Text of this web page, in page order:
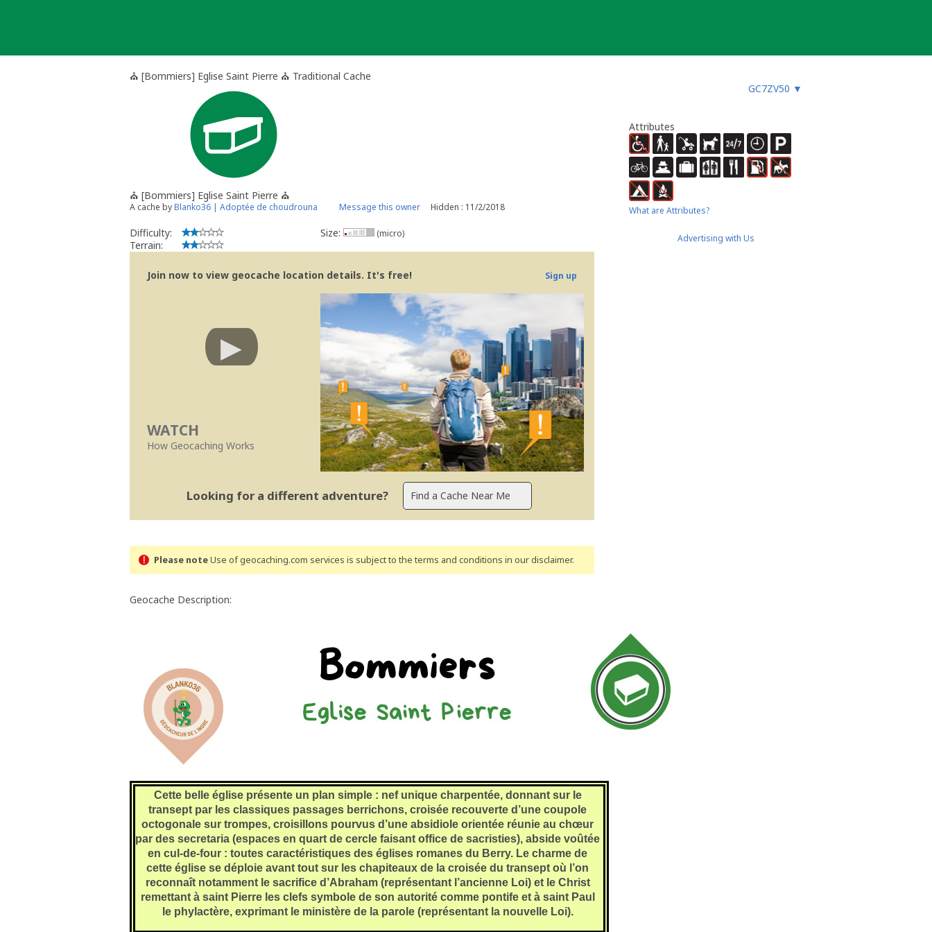
⛪ [Bommiers] Eglise Saint Pierre ⛪ Traditional Cache
GC7ZV50 ▼
⛪ [Bommiers] Eglise Saint Pierre ⛪
A cache byBlanko36 | Adoptée de choudrouna Message this owner Hidden : 11/2/2018
Difficulty:
Terrain:
Size: (micro)
Join now to view geocache location details. It's free! Sign up
WATCH
How Geocaching Works
Looking for a different adventure?
Please noteUse of geocaching.com services is subject to the terms and conditions in our disclaimer.
Geocache Description:
Cette belle église présente un plan simple : nef unique charpentée, donnant sur le
transept par les classiques passages berrichons, croisée recouverte d’une coupole
octogonale sur trompes, croisillons pourvus d’une absidiole orientée réunie au chœur
par des secretaria (espaces en quart de cercle faisant office de sacristies), abside voûtée
en cul-de-four : toutes caractéristiques des églises romanes du Berry. Le charme de
cette église se déploie avant tout sur les chapiteaux de la croisée du transept où l’on
reconnaît notamment le sacrifice d’Abraham (représentant l’ancienne Loi) et le Christ
remettant à saint Pierre les clefs symbole de son autorité comme pontife et à saint Paul
le phylactère, exprimant le ministère de la parole (représentant la nouvelle Loi).
Attributes
What are Attributes?
Advertising with Us